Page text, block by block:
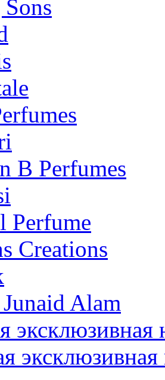
B Perfumes
Perfume
Creations
Alam